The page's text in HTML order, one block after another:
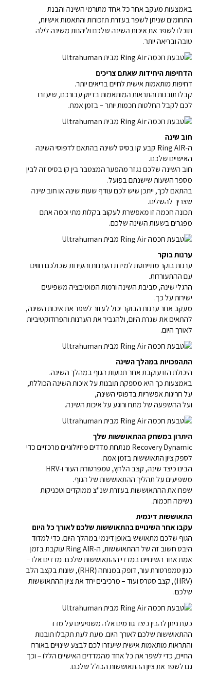
באמצעות מעקב אחר כל אחד מתורמי השינה והבנת
התחומים שניתן לשפר בעזרת תזכורות והתאמות אישיות,
תוכלו לשפר את איכות השינה שלכם וליהנות משינה לילה
טובה ובריאה יותר.
הדחיפות היחידות שאתם צריכים
דחיפות מותאמות אישית לחיים בריאים יותר.
קבלו תובנות והתראות המותאמות בדיוק עבורכם, שיעזרו
לכם לקבל החלטות חכמות יותר – בזמן אמת.
חוב שינה
ה-Ring AIR קבע קו בסיס לשינה בהתאם לדפוסי השינה
האישיים שלכם.
חוב השינה שלכם נגזר מהפער המצטבר בין קו בסיס זה לבין
מספר השעות שישנתם בפועל.
בהתאם לכך, ייתכן שיש לכם עודף שעות שינה או חוב שינה
שצריך להשלים.
תכונה חכמה זו מאפשרת לעקוב בקלות מתי וכמה אתם
מפגרים בשעות השינה שלכם.
ערנות בוקר
ערנות בוקר מתייחסת למידת הערנות והעירות שכולכם חווים
עם ההתעוררות.
הרגלי שינה, סביבת השינה ורמות המוטיבציה משפיעים
ישירות על כך.
מעקב אחר ערנות הבוקר יכול לעזור לשפר את איכות השינה,
להתאים את שגרת היום, ולהגביר את הערנות והפרודוקטיביות
לאורך היום.
התהפכויות במהלך השינה
היכולת הזו עוקבת אחר תנועות הגוף במהלך השינה.
באמצעות כך היא מספקת תובנות על איכות השינה הכוללת,
על חריגות אפשריות בדפוסי השינה,
ועל ההשפעה של מתח ורוגע על איכות השינה.
היתרון במשחק ההתאוששות שלך
Recovery Dynamic מנתחת מדדים פיזיולוגיים מרכזיים כדי
לספק ציון התאוששות בזמן אמת.
הבינו כיצד שינה, קצב הלחץ, טמפרטורת העור ו-HRV
משפיעים על תהליך ההתאוששות של הגוף.
שפרו את ההתאוששות בעזרת שנ"צ ממוקדים וטכניקות
נשימה חכמות.
התאוששות דינמית
עקבו אחר השינויים בהתאוששות שלכם לאורך כל היום
הגוף שלכם מתאושש באופן דינמי במהלך היום. כדי למדוד
היבט חשוב זה של ההתאוששות, ה-Ring AIR עוקבת בזמן
אמת אחר השינויים במדדי ההתאוששות שלכם. מדדים אלו –
כגון טמפרטורת עור, דופק במנוחה (RHR), שונות בקצב הלב
(HRV), קצב סטרס ועוד – מרכיבים יחד את ציון ההתאוששות
שלכם.
כעת ניתן להבין כיצד גורמים אלה משפיעים על מדד
ההתאוששות שלכם לאורך היום. מעת לעת תקבלו תובנות
והתראות מותאמות אישית שיעזרו לכם לבצע שינויים באורח
החיים, כדי לשפר את כל אחד מהמדדים האישיים הללו – וכך
גם לשפר את ציון ההתאוששות הכולל שלכם.